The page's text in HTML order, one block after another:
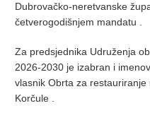
Dubrovačko-neretvanske
četverogodišnjem mandatu .
Za predsjednika Udruženja
2026-2030 je izabran i
vlasnik Obrta za
Korčule .